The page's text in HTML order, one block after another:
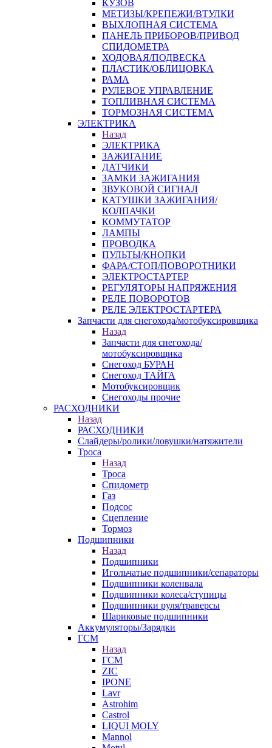
КУЗОВ
МЕТИЗЫ/КРЕПЕЖИ/ВТУЛКИ
ВЫХЛОПНАЯ СИСТЕМА
ПАНЕЛЬ ПРИБОРОВ/ПРИВОД
СПИДОМЕТРА
ХОДОВАЯ/ПОДВЕСКА
ПЛАСТИК/ОБЛИЦОВКА
РАМА
РУЛЕВОЕ УПРАВЛЕНИЕ
ТОПЛИВНАЯ СИСТЕМА
ТОРМОЗНАЯ СИСТЕМА
ЭЛЕКТРИКА
Назад
ЭЛЕКТРИКА
ЗАЖИГАНИЕ
ДАТЧИКИ
ЗАМКИ ЗАЖИГАНИЯ
ЗВУКОВОЙ СИГНАЛ
КАТУШКИ ЗАЖИГАНИЯ/
КОЛПАЧКИ
КОММУТАТОР
ЛАМПЫ
ПРОВОДКА
ПУЛЬТЫ/КНОПКИ
ФАРА/СТОП/ПОВОРОТНИКИ
ЭЛЕКТРОСТАРТЕР
РЕГУЛЯТОРЫ НАПРЯЖЕНИЯ
РЕЛЕ ПОВОРОТОВ
РЕЛЕ ЭЛЕКТРОСТАРТЕРА
Запчасти для снегохода/мотобуксировщика
Назад
Запчасти для снегохода/
мотобуксировщика
Снегоход БУРАН
Снегоход ТАЙГА
Мотобуксировщик
Снегоходы прочие
РАСХОДНИКИ
Назад
РАСХОДНИКИ
Слайдеры/ролики/ловушки/натяжители
Троса
Назад
Троса
Спидометр
Газ
Подсос
Сцепление
Тормоз
Подшипники
Назад
Подшипники
Игольчатые подшипники/сепараторы
Подшипники коленвала
Подшипники колеса/ступицы
Подшипники руля/траверсы
Шариковые подшипники
Аккумуляторы/Зарядки
ГСМ
Назад
ГСМ
ZIC
IPONE
Lavr
Astrohim
Castrol
LIQUI MOLY
Mannol